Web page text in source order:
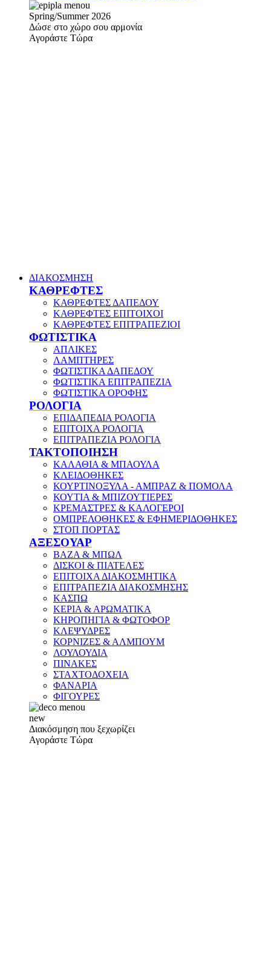
Spring/Summer 2026
Δώσε στο χώρο σου αρμονία
Αγοράστε Τώρα
ΔΙΑΚΟΣΜΗΣΗ
ΚΑΘΡΕΦΤΕΣ
ΚΑΘΡΕΦΤΕΣ ΔΑΠΕΔΟΥ
ΚΑΘΡΕΦΤΕΣ ΕΠΙΤΟΙΧΟΙ
ΚΑΘΡΕΦΤΕΣ ΕΠΙΤΡΑΠΕΖΙΟΙ
ΦΩΤΙΣΤΙΚΑ
ΑΠΛΙΚΕΣ
ΛΑΜΠΤΗΡΕΣ
ΦΩΤΙΣΤΙΚΑ ΔΑΠΕΔΟΥ
ΦΩΤΙΣΤΙΚΑ ΕΠΙΤΡΑΠΕΖΙΑ
ΦΩΤΙΣΤΙΚΑ ΟΡΟΦΗΣ
ΡΟΛΟΓΙΑ
ΕΠΙΔΑΠΕΔΙΑ ΡΟΛΟΓΙΑ
ΕΠΙΤΟΙΧΑ ΡΟΛΟΓΙΑ
ΕΠΙΤΡΑΠΕΖΙΑ ΡΟΛΟΓΙΑ
ΤΑΚΤΟΠΟΙΗΣΗ
ΚΑΛΑΘΙΑ & ΜΠΑΟΥΛΑ
ΚΛΕΙΔΟΘΗΚΕΣ
ΚΟΥΡΤΙΝΟΞΥΛΑ - ΑΜΠΡΑΖ & ΠΟΜΟΛΑ
ΚΟΥΤΙΑ & ΜΠΙΖΟΥΤΙΕΡΕΣ
ΚΡΕΜΑΣΤΡΕΣ & ΚΑΛΟΓΕΡΟΙ
ΟΜΠΡΕΛΟΘΗΚΕΣ & ΕΦΗΜΕΡΙΔΟΘΗΚΕΣ
ΣΤΟΠ ΠΟΡΤΑΣ
ΑΞΕΣΟΥΑΡ
ΒΑΖΑ & ΜΠΩΛ
ΔΙΣΚΟΙ & ΠΙΑΤΕΛΕΣ
ΕΠΙΤΟΙΧΑ ΔΙΑΚΟΣΜΗΤΙΚΑ
ΕΠΙΤΡΑΠΕΖΙΑ ΔΙΑΚΟΣΜΗΣΗΣ
ΚΑΣΠΩ
ΚΕΡΙΑ & ΑΡΩΜΑΤΙΚΑ
ΚΗΡΟΠΗΓΙΑ & ΦΩΤΟΦΟΡ
ΚΛΕΨΥΔΡΕΣ
ΚΟΡΝΙΖΕΣ & ΑΛΜΠΟΥΜ
ΛΟΥΛΟΥΔΙΑ
ΠΙΝΑΚΕΣ
ΣΤΑΧΤΟΔΟΧΕΙΑ
ΦΑΝΑΡΙΑ
ΦΙΓΟΥΡΕΣ
new
Διακόσμηση που ξεχωρίζει
Αγοράστε Τώρα